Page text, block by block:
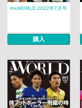
theWORLD 2022年7月号
購入